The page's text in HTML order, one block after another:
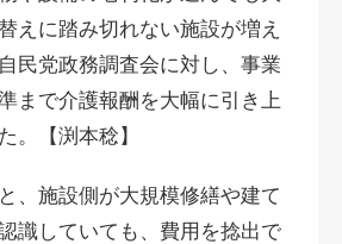
えに踏み切れない施設が増え
民党政務調査会に対し、事業
まで介護報酬を大幅に引き上
。【渕本稔】
、施設側が大規模修繕や建て
識していても、費用を捻出で